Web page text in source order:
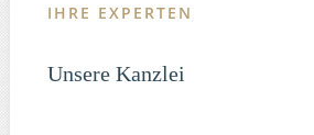
IHRE EXPERTEN
Unsere Kanzlei